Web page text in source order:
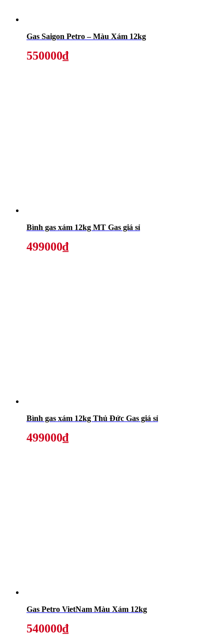
Gas Saigon Petro – Màu Xám 12kg
550000₫
Bình gas xám 12kg MT Gas giá sỉ
499000₫
Bình gas xám 12kg Thủ Đức Gas giá sỉ
499000₫
Gas Petro VietNam Màu Xám 12kg
540000₫